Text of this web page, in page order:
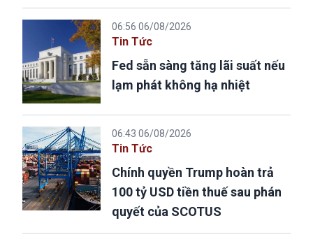
06:56 06/08/2026
Tin Tức
Fed sẵn sàng tăng lãi suất nếu
lạm phát không hạ nhiệt
06:43 06/08/2026
Tin Tức
Chính quyền Trump hoàn trả
100 tỷ USD tiền thuế sau phán
quyết của SCOTUS